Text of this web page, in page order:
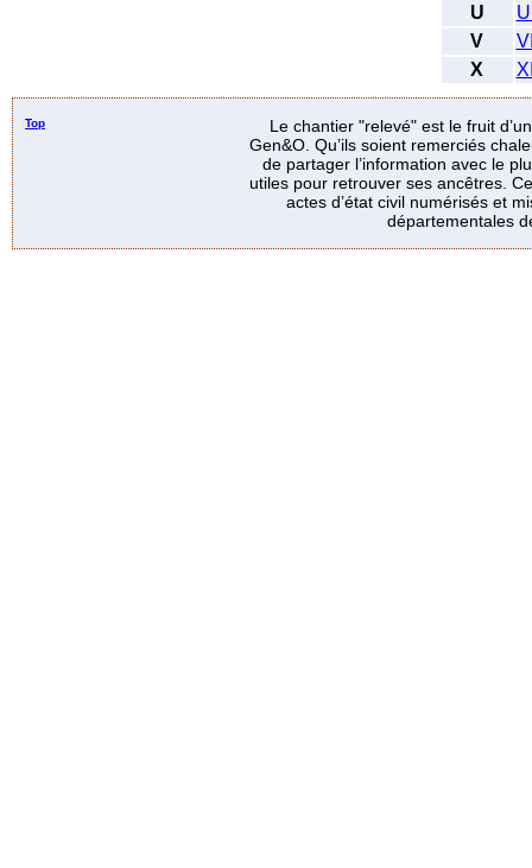
U
V
X
Top
Le chantier "relevé" est le fruit
Gen&O. Qu’ils soient remerciés
de partager l’information avec le
utiles pour retrouver ses ancêtres.
actes d’état civil numérisés et
départementales